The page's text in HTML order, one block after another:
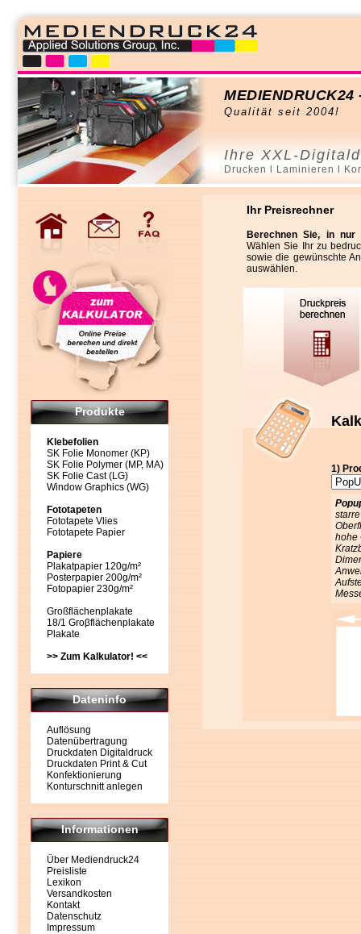
Qualität seit 2004!
Ihre XXL-
Drucken l Laminieren l
Produkte
Klebefolien
SK Folie Monomer (KP)
SK Folie Polymer (MP, MA)
SK Folie Cast (LG)
Window Graphics (WG)
Fototapeten
Fototapete Vlies
Fototapete Papier
Papiere
Plakatpapier 120g/m²
Posterpapier 200g/m²
Fotopapier 230g/m²
Großflächenplakate
18/1 Groβflächenplakate
Plakate
>> Zum Kalkulator! <<
Dateninfo
Auflösung
Datenübertragung
Druckdaten Digitaldruck
Druckdaten Print & Cut
Konfektionierung
Konturschnitt anlegen
Informationen
Über Mediendruck24
Preisliste
Lexikon
Versandkosten
Kontakt
Datenschutz
Impressum
Ihr Preisrechner
Berechnen Sie, in nur
Wählen Sie Ihr zu
sowie die gewünschte
auswählen.
1)
hohe